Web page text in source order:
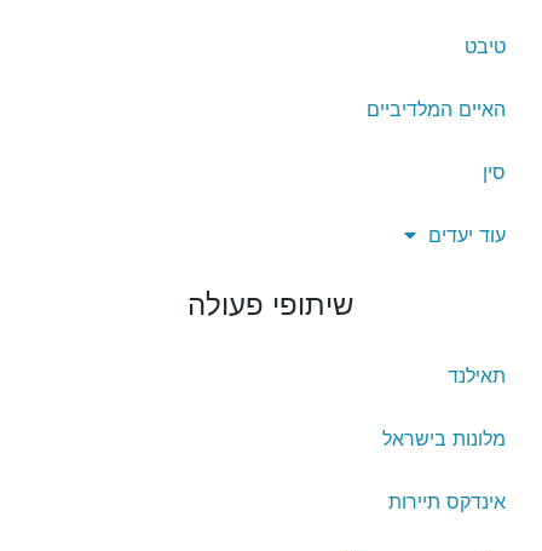
טיבט
האיים המלדיביים
סין
עוד יעדים
שיתופי פעולה
תאילנד
מלונות בישראל
אינדקס תיירות